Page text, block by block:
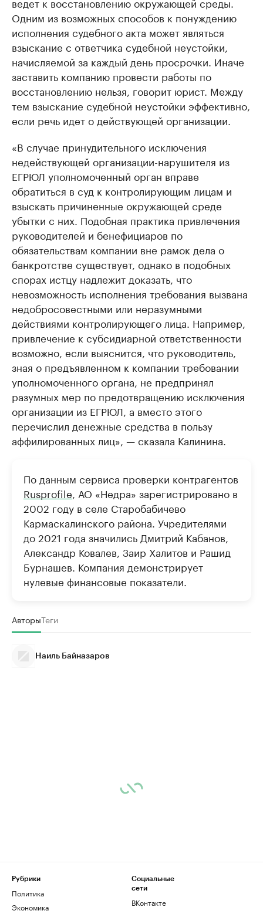
Одним из возможных способов к понуждению
исполнения судебного акта может являться
взыскание с ответчика судебной неустойки,
начисляемой за каждый день просрочки. Иначе
заставить компанию провести работы по
восстановлению нельзя, говорит юрист. Между
тем взыскание судебной неустойки эффективно,
если речь идет о действующей организации.
«В случае принудительного исключения
недействующей организации-нарушителя из
ЕГРЮЛ уполномоченный орган вправе
обратиться в суд к контролирующим лицам и
взыскать причиненные окружающей среде
убытки с них. Подобная практика привлечения
руководителей и бенефициаров по
обязательствам компании вне рамок дела о
банкротстве существует, однако в подобных
спорах истцу надлежит доказать, что
невозможность исполнения требования вызвана
недобросовестными или неразумными
действиями контролирующего лица. Например,
привлечение к субсидиарной ответственности
возможно, если выяснится, что руководитель,
зная о предъявленном к компании требовании
уполномоченного органа, не предпринял
разумных мер по предотвращению исключения
организации из ЕГРЮЛ, а вместо этого
перечислил денежные средства в пользу
аффилированных лиц», — сказала Калинина.
По данным сервиса проверки контрагентов
Rusprofile , АО «Недра» зарегистрировано в
2002 году в селе Старобабичево
Кармаскалинского района. Учредителями
до 2021 года значились Дмитрий Кабанов,
Александр Ковалев, Заир Халитов и Рашид
Бурнашев. Компания демонстрирует
нулевые финансовые показатели.
АвторыТеги
Наиль Байназаров
Рубрики
Политика
Экономика
Социальные
сети
ВКонтакте